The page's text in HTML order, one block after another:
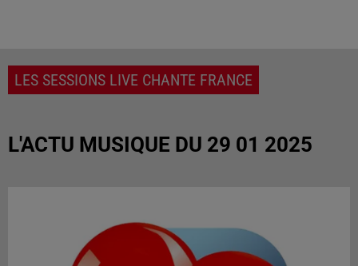
LES SESSIONS LIVE CHANTE FRANCE
L'ACTU MUSIQUE DU 29 01 2025